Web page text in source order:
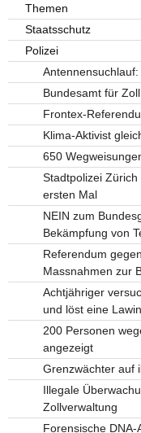
Themen
Staatsschutz
Polizei
Bundesamt für
Frontex-
Klima-Aktivist
650
Stadtpolizei
ersten Mal
NEIN zum
Bekämpfung von
Referendum
Massnahmen zur
Achtjähriger
und löst eine
200 Personen
angezeigt
Grenzwächter auf
Illegale
Zollverwaltung
Forensische